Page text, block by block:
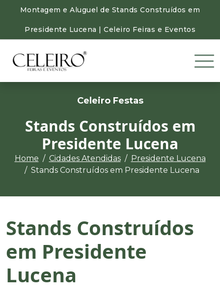
Montagem e Aluguel de Stands Construídos em
Presidente Lucena | Celeiro Feiras e Eventos
Celeiro Festas
Stands Construídos em
Presidente Lucena
Home Cidades Atendidas
Presidente Lucena
Stands Construídos em Presidente Lucena
Stands Construídos
em Presidente
Lucena